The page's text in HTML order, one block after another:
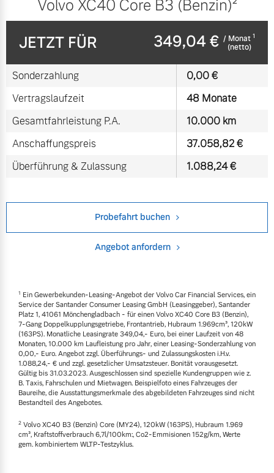
Volvo XC40 Core B3 (Benzin)²
JETZT FÜR
349,04 € / Monat 1
(netto)
Sonderzahlung
0,00 €
Vertragslaufzeit
48 Monate
Gesamtfahrleistung P.A.
10.000 km
Anschaffungspreis
37.058,82 €
Überführung & Zulassung
1.088,24 €
Probefahrt buchen
Angebot anfordern
1 Ein Gewerbekunden-Leasing-Angebot der Volvo Car Financial Services, ein
Service der Santander Consumer Leasing GmbH (Leasinggeber), Santander
Platz 1, 41061 Mönchengladbach - für einen Volvo XC40 Core B3 (Benzin),
7-Gang Doppelkupplungsgetriebe, Frontantrieb, Hubraum 1.969cm³, 120kW
(163PS). Monatliche Leasingrate 349,04,- Euro, bei einer Laufzeit von 48
Monaten, 10.000 km Laufleistung pro Jahr, einer Leasing-Sonderzahlung von
0,00,- Euro. Angebot zzgl. Überführungs- und Zulassungskosten i.H.v.
1.088,24,- € und zzgl. gesetzlicher Umsatzsteuer. Bonität vorausgesetzt.
Gültig bis 31.03.2023. Ausgeschlossen sind spezielle Kundengruppen wie z.
B. Taxis, Fahrschulen und Mietwagen. Beispielfoto eines Fahrzeuges der
Baureihe, die Ausstattungsmerkmale des abgebildeten Fahrzeuges sind nicht
Bestandteil des Angebotes.
2 Volvo XC40 B3 (Benzin) Core (MY24), 120kW (163PS), Hubraum 1.969
cm³, Kraftstoffverbrauch 6,7l/100km:, Co2-Emmisionen 152g/km, Werte
gem. kombiniertem WLTP-Testzyklus.